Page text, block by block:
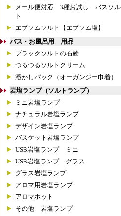
メール便対応 3種お試し バスソル
ト
エプソムソルト【エプソム塩】
バス・お風呂用 用品
ブラックソルトの石鹸
つるつるソルトクリーム
溶かしパック（オーガンジー巾着）
岩塩ランプ（ソルトランプ）
ミニ岩塩ランプ
ナチュラル岩塩ランプ
デザイン岩塩ランプ
バスケット岩塩ランプ
USB岩塩ランプ ミニ
USB岩塩ランプ グラス
グラス岩塩ランプ
アロマ用岩塩ランプ
アロマポット
その他 岩塩ランプ